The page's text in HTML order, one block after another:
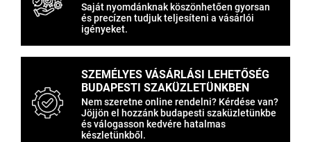
Saját nyomdánknak köszönhetően gyorsan
és precízen tudjuk teljesíteni a vásárlói
igényeket.
SZEMÉLYES VÁSÁRLÁSI LEHETŐSÉG
BUDAPESTI SZAKÜZLETÜNKBEN
Nem szeretne online rendelni? Kérdése van?
Jöjjön el hozzánk budapesti szaküzletünkbe
és válogasson kedvére hatalmas
készletünkből.